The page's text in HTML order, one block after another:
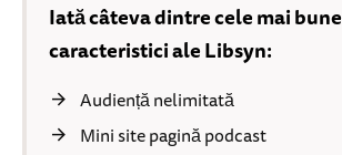
Iată câteva dintre cele mai bune
caracteristici ale Libsyn:
Audiență nelimitată
Mini site pagină podcast